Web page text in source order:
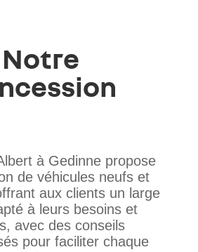
Notre
à Gedinne propose
de véhicules neufs et
aux clients un large
à leurs besoins et
avec des conseils
pour faciliter chaque